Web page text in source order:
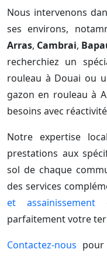
Nous intervenons
ses environs,
Arras, Cambrai,
recherchiez un
rouleau à Douai ou
gazon en rouleau à
besoins avec
Notre expertise
prestations aux
sol de chaque
des services
et assainissement
parfaitement votre
Contactez-nous